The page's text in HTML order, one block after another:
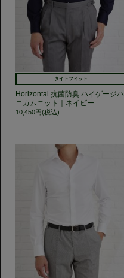
タイトフィット
Horizontal 抗菌防臭 ハイゲージハ
ニカムニット｜ネイビー
10,450円(税込)